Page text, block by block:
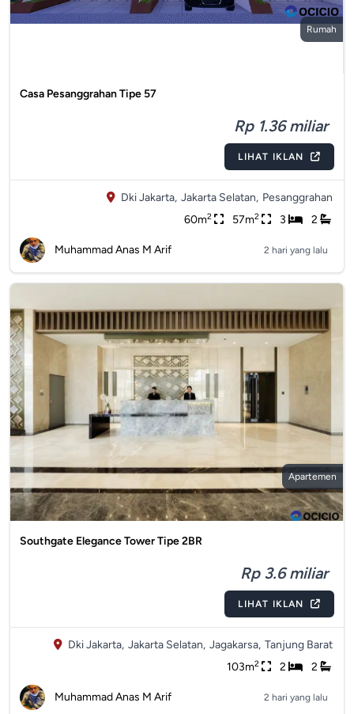
Rumah
Casa Pesanggrahan Tipe 57
Rp 1.36 miliar
LIHAT IKLAN
Dki Jakarta, Jakarta Selatan, Pesanggrahan
60m2 57m2 3 2
Muhammad Anas M Arif 2 hari yang lalu
Apartemen
Southgate Elegance Tower Tipe 2BR
Rp 3.6 miliar
LIHAT IKLAN
Dki Jakarta, Jakarta Selatan, Jagakarsa, Tanjung Barat
103m2 2 2
Muhammad Anas M Arif 2 hari yang lalu